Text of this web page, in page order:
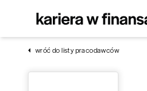
wróć do listy pracodawców